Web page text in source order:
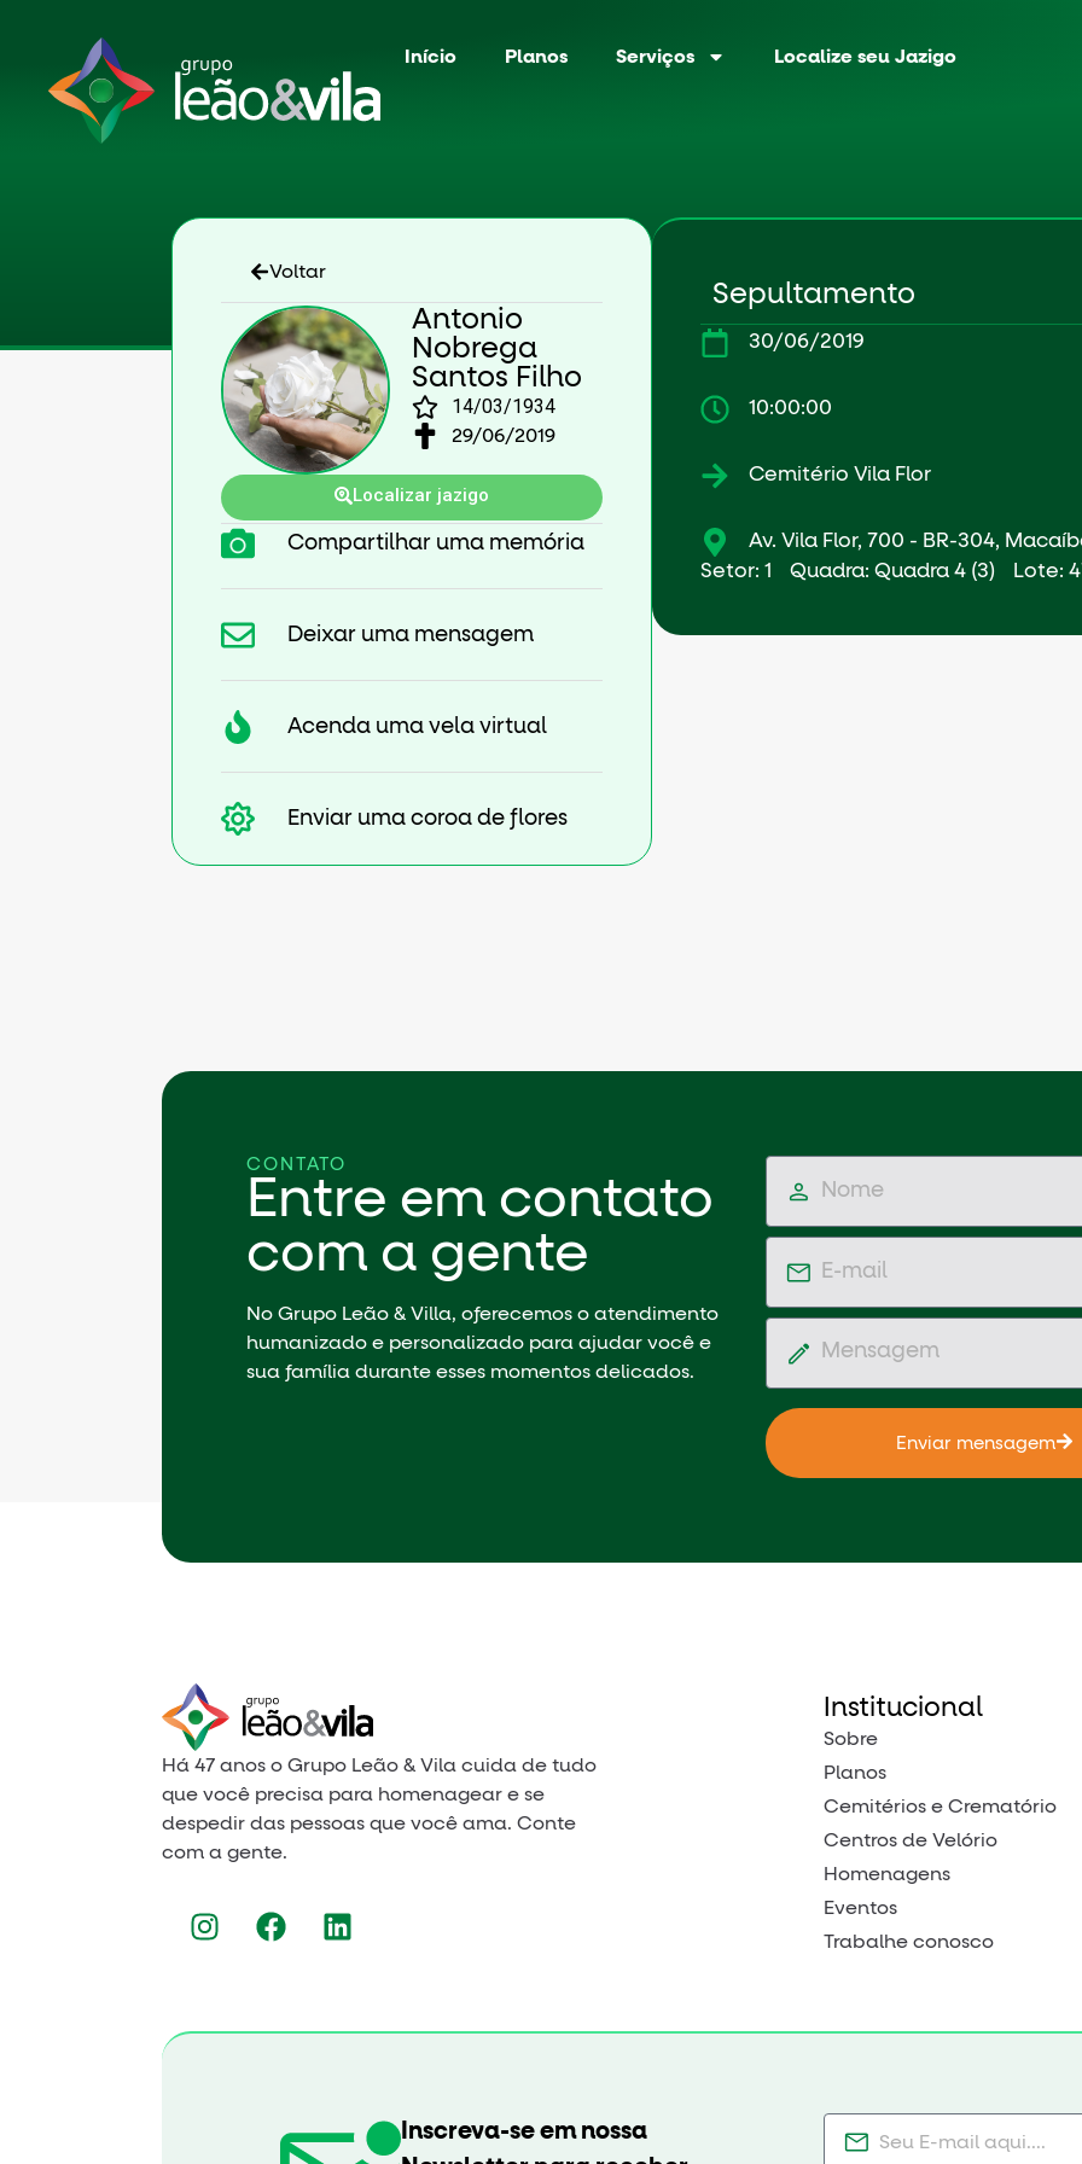
Início Planos Serviços Localize seu Jazigo
Voltar
Antonio
Nobrega
Santos Filho
14/03/1934
29/06/2019
Localizar jazigo
Compartilhar uma memória
Deixar uma mensagem
Acenda uma vela virtual
Enviar uma coroa de flores
Sepultamento
30/06/2019
10:00:00
Cemitério Vila Flor
Av. Vila Flor, 700 - BR-304,
Setor: 1
Quadra: Quadra 4 (3) Lote:
CONTATO
Entre em contato
com a gente
No Grupo Leão & Villa, oferecemos o atendimento
humanizado e personalizado para ajudar você e
sua família durante esses momentos delicados.
Enviar mensagem
Há 47 anos o Grupo Leão & Vila cuida de tudo
que você precisa para homenagear e se
despedir das pessoas que você ama. Conte
com a gente.
Institucional
Sobre
Planos
Cemitérios e Crematório
Centros de Velório
Homenagens
Eventos
Trabalhe conosco
Inscreva-se em nossa